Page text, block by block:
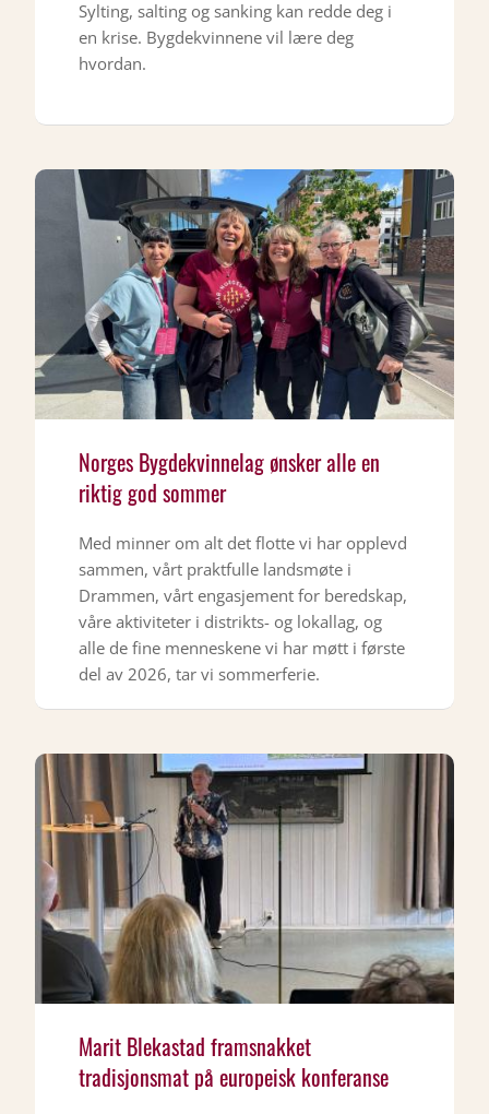
Sylting, salting og sanking kan redde deg i
en krise. Bygdekvinnene vil lære deg
hvordan.
Norges Bygdekvinnelag ønsker alle en
riktig god sommer
Med minner om alt det flotte vi har opplevd
sammen, vårt praktfulle landsmøte i
Drammen, vårt engasjement for beredskap,
våre aktiviteter i distrikts- og lokallag, og
alle de fine menneskene vi har møtt i første
del av 2026, tar vi sommerferie.
Marit Blekastad framsnakket
tradisjonsmat på europeisk konferanse